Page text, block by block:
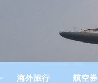
海外旅行 航空券